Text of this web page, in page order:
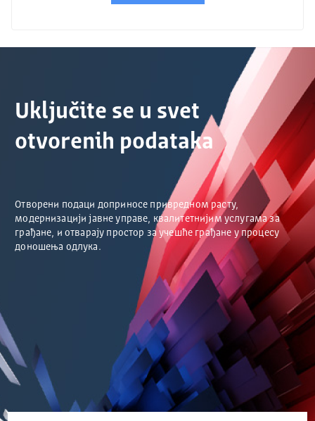
Uključite se u svet
otvorenih podataka
Отворени подаци доприносе привредном расту,
модернизацији јавне управе, квалитетнијим услугама за
грађане, и отварају простор за учешће грађане у процесу
доношења одлука.